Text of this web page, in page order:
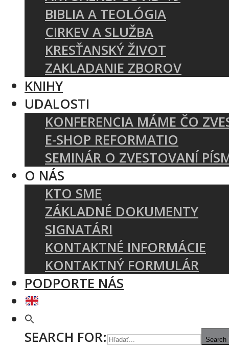
BIBLIA A TEOLÓGIA
CIRKEV A SLUŽBA
KRESŤANSKÝ ŽIVOT
ZAKLADANIE ZBOROV
KNIHY
UDALOSTI
KONFERENCIA MÁME ČO
E-SHOP REFORMATIO
SEMINÁR O ZVESTOVANÍ
O NÁS
KTO SME
ZÁKLADNÉ DOKUMENTY
SIGNATÁRI
KONTAKTNÉ INFORMÁCIE
KONTAKTNÝ FORMULÁR
PODPORTE NÁS
SEARCH FOR: Search